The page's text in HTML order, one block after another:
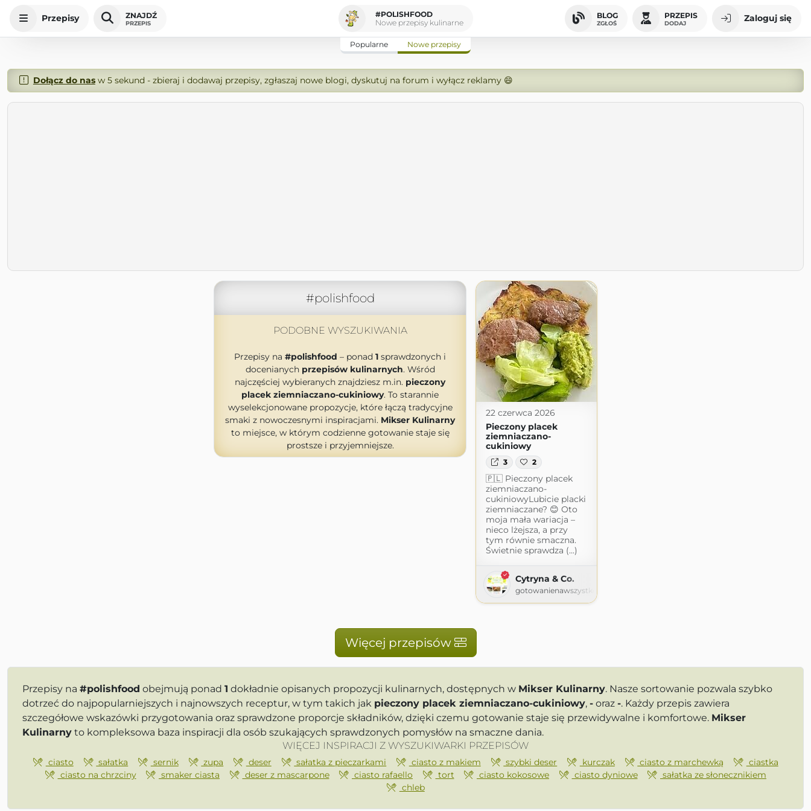
Przepisy ZNAJDŹ
PRZEPIS
#POLISHFOOD
Nowe przepisy kulinarne
BLOG
ZGŁOŚ
PRZEPIS
DODAJ Zaloguj się
Popularne Nowe przepisy
Dołącz do nasw 5 sekund - zbieraj i dodawaj przepisy, zgłaszaj nowe blogi, dyskutuj na forum i wyłącz reklamy 😄
#polishfood
PODOBNE WYSZUKIWANIA
Przepisy na #polishfood – ponad 1 sprawdzonych i
docenianych przepisów kulinarnych. Wśród
najczęściej wybieranych znajdziesz m.in. pieczony
placek ziemniaczano-cukiniowy. To starannie
wyselekcjonowane propozycje, które łączą tradycyjne
smaki z nowoczesnymi inspiracjami. Mikser Kulinarny
to miejsce, w którym codzienne gotowanie staje się
prostsze i przyjemniejsze.
22 czerwca 2026
Pieczony placek
ziemniaczano-
cukiniowy
3 2
🇵🇱 Pieczony placek
ziemniaczano-
cukiniowyLubicie placki
ziemniaczane? 😊 Oto
moja mała wariacja –
nieco lżejsza, a przy
tym równie smaczna.
Świetnie sprawdza (...)
Cytryna & Co.
gotowanienawszystko.blogspot.com
Więcej przepisów
Przepisy na #polishfood obejmują ponad 1 dokładnie opisanych propozycji kulinarnych, dostępnych w Mikser Kulinarny. Nasze sortowanie pozwala szybko
dotrzeć do najpopularniejszych i najnowszych receptur, w tym takich jak pieczony placek ziemniaczano-cukiniowy, - oraz -. Każdy przepis zawiera
szczegółowe wskazówki przygotowania oraz sprawdzone proporcje składników, dzięki czemu gotowanie staje się przewidywalne i komfortowe. Mikser
Kulinarny to kompleksowa baza inspiracji dla osób szukających sprawdzonych pomysłów na smaczne dania.
WIĘCEJ INSPIRACJI Z WYSZUKIWARKI PRZEPISÓW
ciasto sałatka sernik zupa deser sałatka z pieczarkami ciasto z makiem szybki deser kurczak ciasto z marchewką
ciastka
ciasto na chrzciny
smaker ciasta deser z mascarpone ciasto rafaello tort ciasto kokosowe ciasto dyniowe
sałatka ze słonecznikiem
chleb